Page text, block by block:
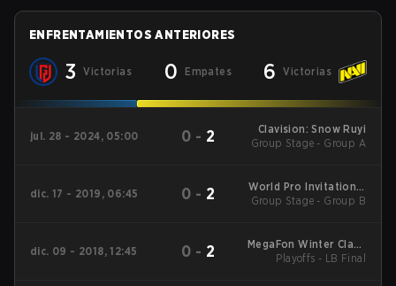
ENFRENTAMIENTOS ANTERIORES
3 Victorias 0 Empates 6 Victorias
jul. 28 - 2024, 05:00 0 - 2
Clavision: Snow Ruyi
Group Stage - Group A
dic. 17 - 2019, 06:45 0 - 2
World Pro Invitational
Singapore Main Event
Group Stage - Group B
dic. 09 - 2018, 12:45 0 - 2
MegaFon Winter Clash
Main Event
Playoffs - LB Final